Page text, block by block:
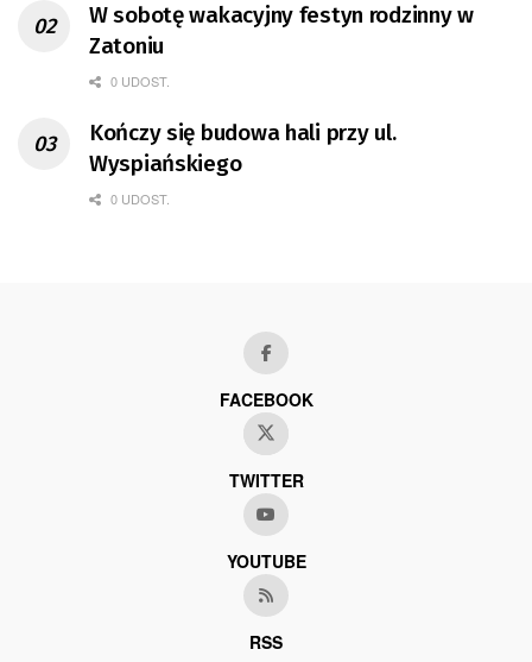
W sobotę wakacyjny festyn rodzinny w
Zatoniu
0 UDOST.
Kończy się budowa hali przy ul.
Wyspiańskiego
0 UDOST.
FACEBOOK
TWITTER
YOUTUBE
RSS